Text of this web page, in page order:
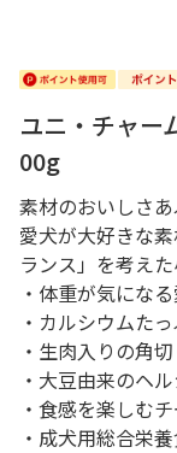
ユニ・チャー
00g
素材のおいしさあ
愛犬が大好きな
ランス」を考え
・体重が気にな
・カルシウムた
・生肉入りの角
・大豆由来のヘ
・食感を楽しむ
・成犬用総合栄